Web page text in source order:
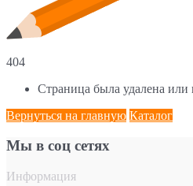
404
Страница была удалена или
Вернуться на главную Каталог
Мы в соц сетях
Информация